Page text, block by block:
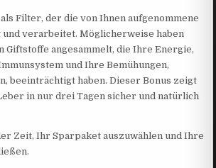
Filter, der die von Ihnen aufgenommene
verarbeitet. Möglicherweise haben
Giftstoffe angesammelt, die Ihre Energie,
und Ihre Bemühungen,
beeinträchtigt haben. Dieser Bonus zeigt
in nur drei Tagen sicher und natürlich
Zeit, Ihr Sparpaket auszuwählen und Ihre